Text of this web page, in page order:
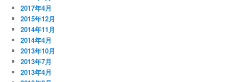
2017年4月
2015年12月
2014年11月
2014年4月
2013年10月
2013年7月
2013年4月